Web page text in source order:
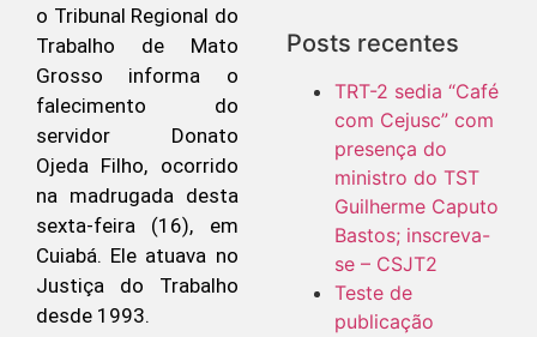
o Tribunal Regional do
Trabalho de Mato
Grosso informa o
falecimento do
servidor Donato
Ojeda Filho, ocorrido
na madrugada desta
sexta-feira (16), em
Cuiabá. Ele atuava no
Justiça do Trabalho
desde 1993.
Posts recentes
TRT-2 sedia “Café
com Cejusc” com
presença do
ministro do TST
Guilherme Caputo
Bastos; inscreva-
se – CSJT2
Teste de
publicação